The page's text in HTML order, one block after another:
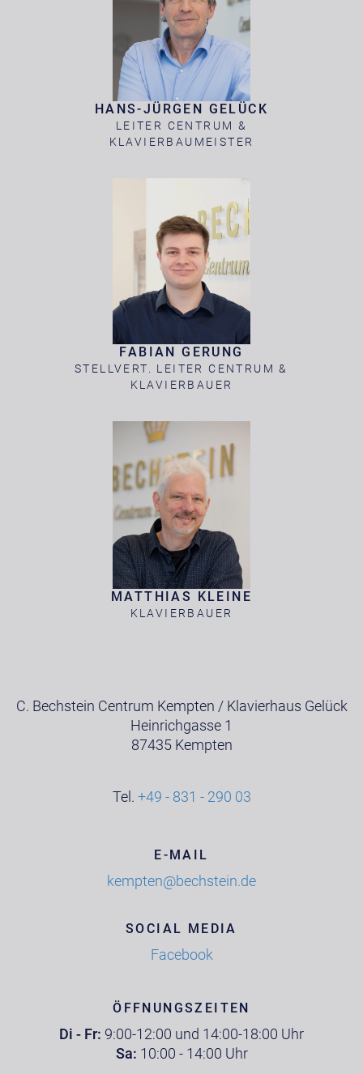
HANS-JÜRGEN GELÜCK
LEITER CENTRUM &
KLAVIERBAUMEISTER
FABIAN GERUNG
STELLVERT. LEITER CENTRUM &
KLAVIERBAUER
MATTHIAS KLEINE
KLAVIERBAUER
C. Bechstein Centrum Kempten / Klavierhaus Gelück
Heinrichgasse 1
87435 Kempten
Tel. +49 - 831 - 290 03
E-MAIL
kempten@bechstein.de
SOCIAL MEDIA
Facebook
ÖFFNUNGSZEITEN
Di - Fr: 9:00-12:00 und 14:00-18:00 Uhr
Sa: 10:00 - 14:00 Uhr